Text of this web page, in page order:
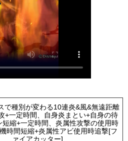
で種別が変わる10連炎&風&無遠距離
+一定時間、自身炎まとい+自身の待
短縮+一定時間、炎属性攻撃の使用時
時間短縮+炎属性アビ使用時追撃[フ
ァイアカッター]